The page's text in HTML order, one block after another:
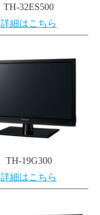
TH-32ES500
詳細はこちら
TH-19G300
詳細はこちら